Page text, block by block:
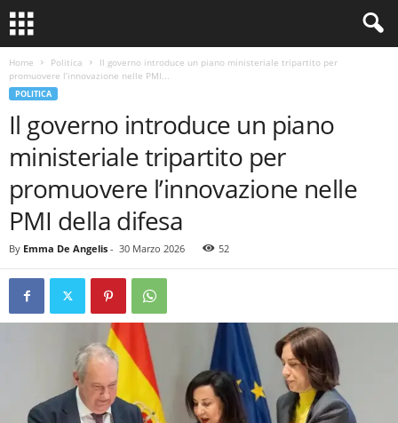
Home Politica
Il governo introduce un piano ministeriale tripartito per
promuovere l’innovazione nelle PMI...
POLITICA
Il governo introduce un piano
ministeriale tripartito per
promuovere l’innovazione nelle
PMI della difesa
By Emma De Angelis - 30 Marzo 2026 52